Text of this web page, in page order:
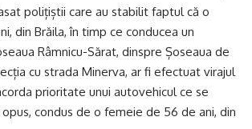
polițiștii care au stabilit faptul că o
din Brăila, în timp ce conducea un
Râmnicu-Sărat, dinspre Șoseaua de
cu strada Minerva, ar fi efectuat virajul
prioritate unui autovehicul ce se
condus de o femeie de 56 de ani, din